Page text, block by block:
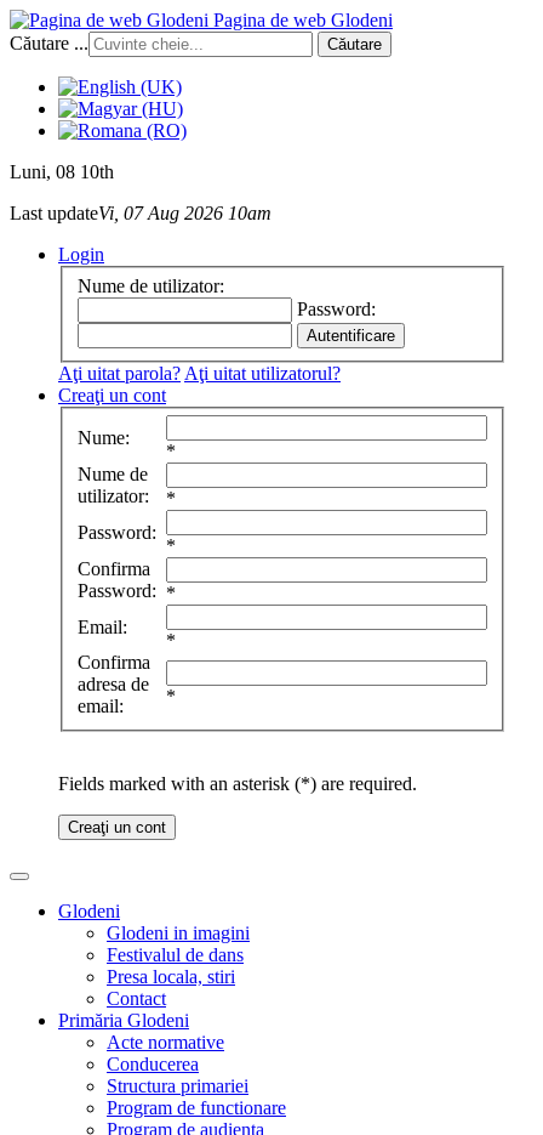
Pagina de web Glodeni
Căutare ...
Căutare
Luni, 08 10th
Last updateVi, 07 Aug 2026 10am
Login
Nume de utilizator:
Password:
Aţi uitat parola? Aţi uitat utilizatorul?
Creaţi un cont
Nume:
*
Nume de
utilizator:
*
Password:
*
Confirma
Password: *
Email:
*
Confirma
adresa de
email:
*
Fields marked with an asterisk (*) are required.
Creaţi un cont
Glodeni
Glodeni in imagini
Festivalul de dans
Presa locala, stiri
Contact
Primăria Glodeni
Acte normative
Conducerea
Structura primariei
Program de functionare
Program de audienta